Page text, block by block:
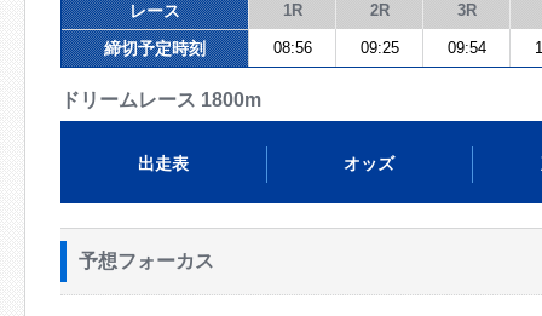
レース 1R 2R 3R
締切予定時刻 08:56 09:25 09:54
ドリームレース 1800m
出走表 オッズ
予想フォーカス